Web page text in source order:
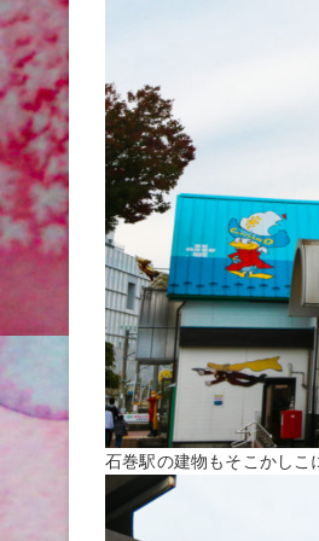
石巻駅の建物もそこかしこ